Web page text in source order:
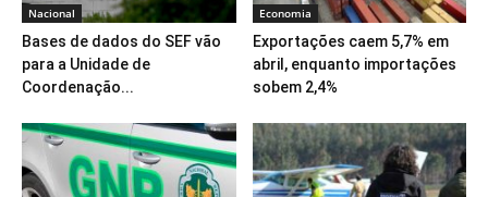
Nacional
Bases de dados do SEF vão
para a Unidade de
Coordenação...
Economia
Exportações caem 5,7% em
abril, enquanto importações
sobem 2,4%